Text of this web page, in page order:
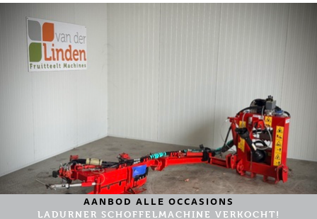
AANBOD ALLE OCCASIONS
LADURNER SCHOFFELMACHINE VERKOCHT!